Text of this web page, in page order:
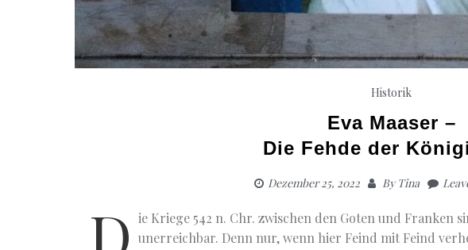
Historik
Eva Maaser –
Die Fehde der
Dezember 25, 2022 ByTina
ie Kriege 542 n. Chr. zwischen den Goten und Franken
unerreichbar. Denn nur, wenn hier Feind mit Feind